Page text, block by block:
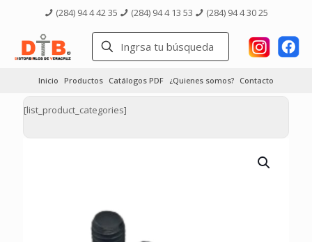
(284) 94 4 42 35 (284) 94 4 13 53 (284) 94 4 30 25
Inicio Productos Catálogos PDF ¿Quienes somos? Contacto
[list_product_categories]